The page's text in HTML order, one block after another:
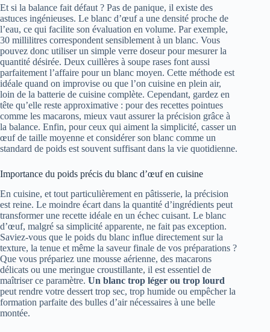
Et si la balance fait défaut ? Pas de panique, il existe des
astuces ingénieuses. Le blanc d’œuf a une densité proche de
l’eau, ce qui facilite son évaluation en volume. Par exemple,
30 millilitres correspondent sensiblement à un blanc. Vous
pouvez donc utiliser un simple verre doseur pour mesurer la
quantité désirée. Deux cuillères à soupe rases font aussi
parfaitement l’affaire pour un blanc moyen. Cette méthode est
idéale quand on improvise ou que l’on cuisine en plein air,
loin de la batterie de cuisine complète. Cependant, gardez en
tête qu’elle reste approximative : pour des recettes pointues
comme les macarons, mieux vaut assurer la précision grâce à
la balance. Enfin, pour ceux qui aiment la simplicité, casser un
œuf de taille moyenne et considérer son blanc comme un
standard de poids est souvent suffisant dans la vie quotidienne.
Importance du poids précis du blanc d’œuf en cuisine
En cuisine, et tout particulièrement en pâtisserie, la précision
est reine. Le moindre écart dans la quantité d’ingrédients peut
transformer une recette idéale en un échec cuisant. Le blanc
d’œuf, malgré sa simplicité apparente, ne fait pas exception.
Saviez-vous que le poids du blanc influe directement sur la
texture, la tenue et même la saveur finale de vos préparations ?
Que vous prépariez une mousse aérienne, des macarons
délicats ou une meringue croustillante, il est essentiel de
maîtriser ce paramètre. Un blanc trop léger ou trop lourd
peut rendre votre dessert trop sec, trop humide ou empêcher la
formation parfaite des bulles d’air nécessaires à une belle
montée.